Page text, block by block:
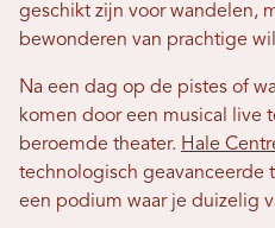
geschikt zijn voor wandelen,
bewonderen van prachtige
Na een dag op de pistes of
komen door een musical live
beroemde theater. Hale
technologisch geavanceerde
een podium waar je duizelig